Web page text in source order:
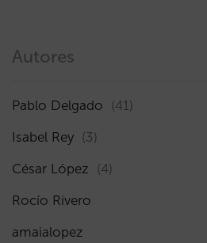
Autores
Pablo Delgado (41)
Isabel Rey (3)
César López (4)
Rocío Rivero
amaialopez